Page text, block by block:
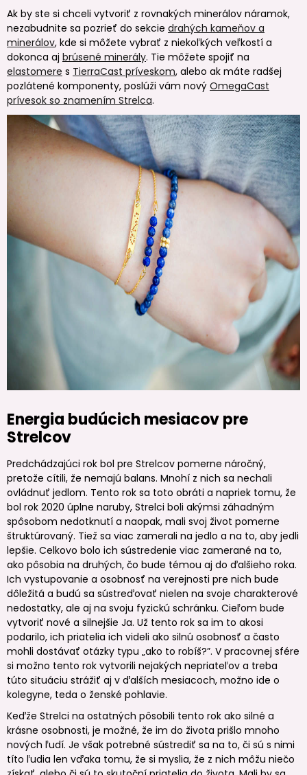
Ak by ste si chceli vytvoriť z rovnakých minerálov náramok,
nezabudnite sa pozrieť do sekcie drahých kameňov a
minerálov, kde si môžete vybrať z niekoľkých veľkostí a
dokonca aj brúsené minerály. Tie môžete spojiť na
elastomere s TierraCast príveskom, alebo ak máte radšej
pozlátené komponenty, poslúži vám nový OmegaCast
prívesok so znamením Strelca.
Energia budúcich mesiacov pre
Strelcov
Predchádzajúci rok bol pre Strelcov pomerne náročný,
pretože cítili, že nemajú balans. Mnohí z nich sa nechali
ovládnuť jedlom. Tento rok sa toto obráti a napriek tomu, že
bol rok 2020 úplne naruby, Strelci boli akýmsi záhadným
spôsobom nedotknutí a naopak, mali svoj život pomerne
štruktúrovaný. Tiež sa viac zamerali na jedlo a na to, aby jedli
lepšie. Celkovo bolo ich sústredenie viac zamerané na to,
ako pôsobia na druhých, čo bude témou aj do ďalšieho roka.
Ich vystupovanie a osobnosť na verejnosti pre nich bude
dôležitá a budú sa sústreďovať nielen na svoje charakterové
nedostatky, ale aj na svoju fyzickú schránku. Cieľom bude
vytvoriť nové a silnejšie Ja. Už tento rok sa im to akosi
podarilo, ich priatelia ich videli ako silnú osobnosť a často
mohli dostávať otázky typu „ako to robíš?”. V pracovnej sfére
si možno tento rok vytvorili nejakých nepriateľov a treba
túto situáciu strážiť aj v ďalších mesiacoch, možno ide o
kolegyne, teda o ženské pohlavie.
Keďže Strelci na ostatných pôsobili tento rok ako silné a
krásne osobnosti, je možné, že im do života prišlo mnoho
nových ľudí. Je však potrebné sústrediť sa na to, či sú s nimi
títo ľudia len vďaka tomu, že si myslia, že z nich môžu niečo